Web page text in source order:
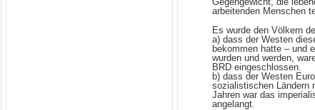
arbeitenden Menschen
Es wurde den Völkern
a) dass der Westen
bekommen hatte – und
wurden und werden,
BRD eingeschlossen.
b) dass der Westen
sozialistischen Ländern
Jahren war das
angelangt.